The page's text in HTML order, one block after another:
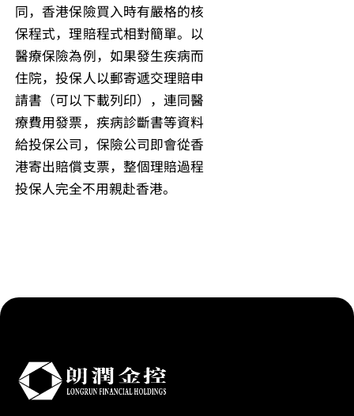
同，香港保險買入時有嚴格的核
保程式，理賠程式相對簡單。以
醫療保險為例，如果發生疾病而
住院，投保人以郵寄遞交理賠申
請書（可以下載列印），連同醫
療費用發票，疾病診斷書等資料
給投保公司，保險公司即會從香
港寄出賠償支票，整個理賠過程
投保人完全不用親赴香港。